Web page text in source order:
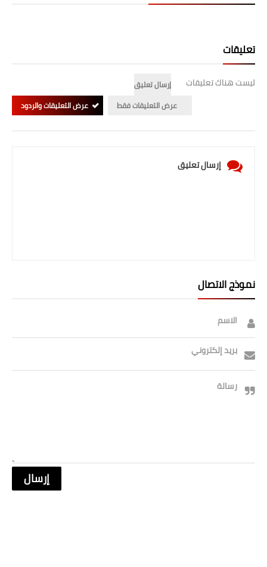
تعليقات
ليست هناك تعليقات
إرسال تعليق
عرض التعليقات فقط
عرض التعليقات والردود
إرسال تعليق
نموذج الاتصال
الاسم
بريد إلكتروني
رسالة